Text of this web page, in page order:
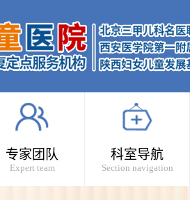
专家团队
Expert team
科室导航
Section navigation